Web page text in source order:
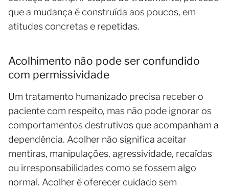
que a mudança é construída aos poucos, em
atitudes concretas e repetidas.
Acolhimento não pode ser confundido
com permissividade
Um tratamento humanizado precisa receber o
paciente com respeito, mas não pode ignorar os
comportamentos destrutivos que acompanham a
dependência. Acolher não significa aceitar
mentiras, manipulações, agressividade, recaídas
ou irresponsabilidades como se fossem algo
normal. Acolher é oferecer cuidado sem